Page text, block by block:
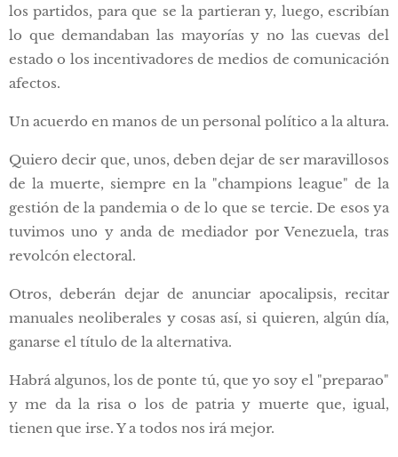
los partidos, para que se la partieran y, luego, escribían
lo que demandaban las mayorías y no las cuevas del
estado o los incentivadores de medios de comunicación
afectos.
Un acuerdo en manos de un personal político a la altura.
Quiero decir que, unos, deben dejar de ser maravillosos
de la muerte, siempre en la "champions league" de la
gestión de la pandemia o de lo que se tercie. De esos ya
tuvimos uno y anda de mediador por Venezuela, tras
revolcón electoral.
Otros, deberán dejar de anunciar apocalipsis, recitar
manuales neoliberales y cosas así, si quieren, algún día,
ganarse el título de la alternativa.
Habrá algunos, los de ponte tú, que yo soy el "preparao"
y me da la risa o los de patria y muerte que, igual,
tienen que irse. Y a todos nos irá mejor.